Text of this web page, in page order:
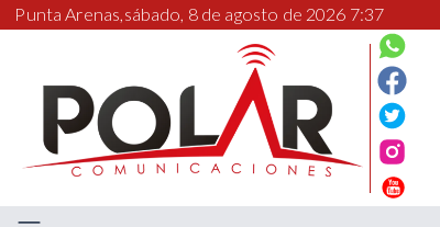
Punta Arenas,sábado, 8 de agosto de 2026 7:37